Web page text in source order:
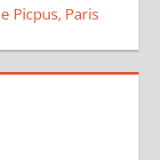
Picpus, Paris